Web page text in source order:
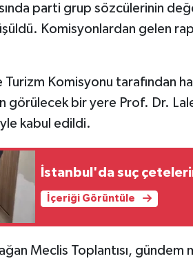
parti grup sözcülerinin
Komisyonlardan gelen
Turizm Komisyonu tarafından
görülecek bir yere Prof. Dr.
kabul edildi.
İstanbul'da suç
İçeriği Görüntüle
Meclis Toplantısı,